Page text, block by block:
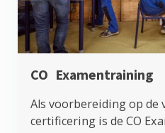
CO Examentraining
Als voorbereiding op de
certificering is de CO